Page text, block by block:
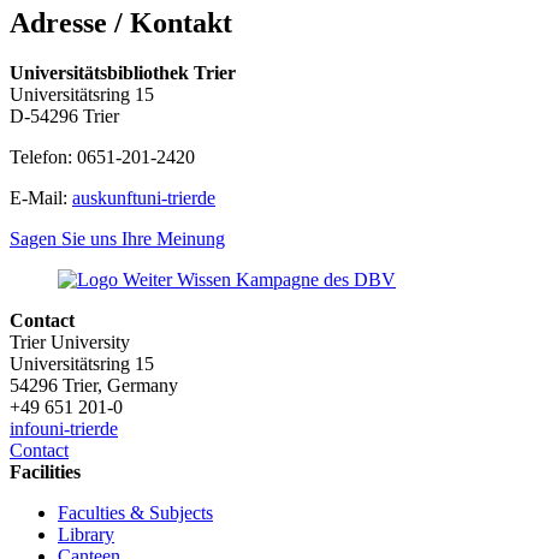
Adresse / Kontakt
Universitätsbibliothek Trier
Universitätsring 15
D-54296 Trier
Telefon: 0651-201-2420
E-Mail: auskunftuni-trierde
Sagen Sie uns Ihre Meinung
Contact
Trier University
Universitätsring 15
54296 Trier, Germany
+49 651 201-0
infouni-trierde
Contact
Facilities
Faculties & Subjects
Library